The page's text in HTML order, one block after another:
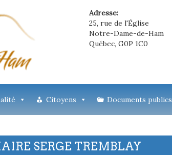
Adresse:
25, rue de l'Église
Notre-Dame-de-Ham
Québec, G0P 1C0
Citoyens Documents publics
SERGE TREMBLAY